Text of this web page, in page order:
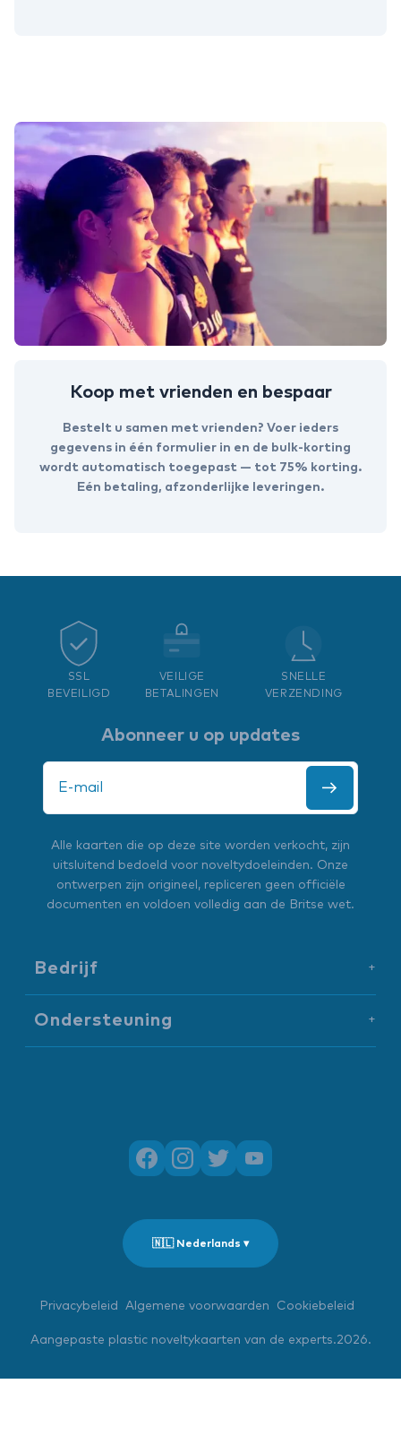
Koop met vrienden en bespaar
Bestelt u samen met vrienden? Voer ieders
gegevens in één formulier in en de bulk-korting
wordt automatisch toegepast — tot 75% korting.
Eén betaling, afzonderlijke leveringen.
SSL
BEVEILIGD
VEILIGE
BETALINGEN
SNELLE
VERZENDING
Abonneer u op updates
Alle kaarten die op deze site worden verkocht, zijn
uitsluitend bedoeld voor noveltydoeleinden. Onze
ontwerpen zijn origineel, repliceren geen officiële
documenten en voldoen volledig aan de Britse wet.
Bedrijf +
Ondersteuning +
🇳🇱 Nederlands ▾
Privacybeleid Algemene voorwaarden Cookiebeleid
Aangepaste plastic noveltykaarten van de experts.2026.